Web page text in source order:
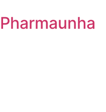
Pharmaunha